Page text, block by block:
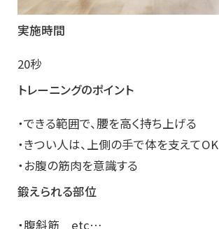
実施時間
20秒
トレーニングのポイント
・できる範囲で、腰を高く持ち上げる
・きつい人は、上側の手で体を支えてOK
・お腹の筋肉を意識する
鍛えられる部位
・腹斜筋 etc…